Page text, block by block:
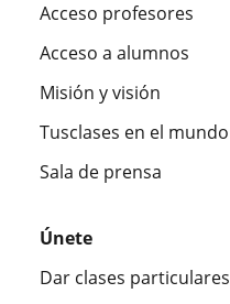
Acceso profesores
Acceso a alumnos
Misión y visión
Tusclases en el mundo
Sala de prensa
Únete
Dar clases particulares